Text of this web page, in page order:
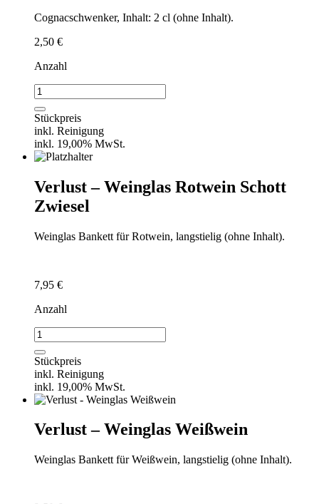
Cognacschwenker, Inhalt: 2 cl (ohne Inhalt).
2,50 €
Anzahl
Verlust
-
Cogcnacschwenker
Menge
Stückpreis
inkl. Reinigung
inkl. 19,00% MwSt.
Verlust – Weinglas Rotwein Schott
Zwiesel
Weinglas Bankett für Rotwein, langstielig (ohne Inhalt).
7,95 €
Anzahl
Verlust
-
Weinglas
Rotwein
Schott
Zwiesel
Stückpreis
inkl. Reinigung
inkl. 19,00% MwSt.
Verlust – Weinglas Weißwein
Weinglas Bankett für Weißwein, langstielig (ohne Inhalt).